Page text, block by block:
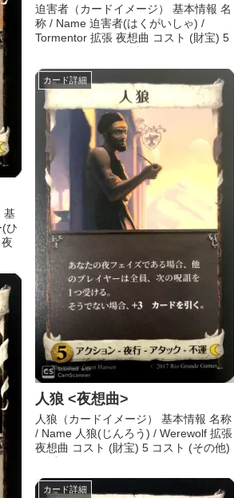
迫害者（カードイメージ） 基本情報 名
称 / Name 迫害者(はくがいしゃ) /
Tormentor 拡張 夜想曲 コスト (財宝) 5
基
ひ
カード詳細
人狼 <夜想曲>
人狼（カードイメージ） 基本情報 名称
/ Name 人狼(じんろう) / Werewolf 拡張
夜想曲 コスト (財宝) 5 コスト (その他)
カード詳細